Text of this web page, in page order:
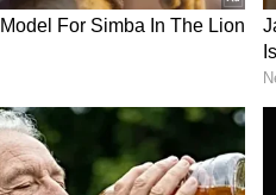
ಹಳದಿ. ಸಾಮಾಜಿಕ
ಪ್ರತಿನಿಧಿಸಲು ವ್ಯಾಖ್ಯಾನಿಸುತ್ತಾರೆ.
ಪ್ರಾಯೋಗಿಕ ಭಾಷೆಯಲ್ಲಿ ಕಪ್ಪು
ಪ್ರತಿಫಲಕವಾಗಿದೆ ಮತ್ತು ಹಳದಿ
ರೂಪ ಕಿವಿಯಿಲ್ಲದ, ಕಾಲಿಲ್ಲದ,